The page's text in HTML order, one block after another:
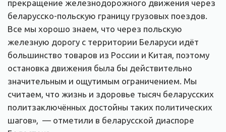
прекращение железнодорожного движения через
беларусско-польскую границу грузовых поездов.
Все мы хорошо знаем, что через польскую
железную дорогу с территории Беларуси идёт
большинство товаров из России и Китая, поэтому
остановка движения была бы действительно
значительным и ощутимым ограничением. Мы
считаем, что жизнь и здоровье тысяч беларусских
политзаключённых достойны таких политических
шагов», — отметили в беларусской диаспоре